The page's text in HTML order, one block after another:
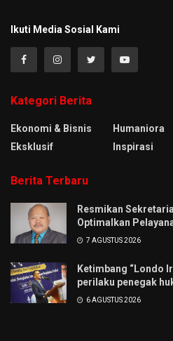
Ikuti Media Sosial Kami
Kategori Berita
Ekonomi & Bisnis
Eksklusif
Humaniora
Inspirasi
Berita Terbaru
Resmikan
Optimalkan
7 AGUSTUS 2026
Ketimbang “Londo
perilaku penegak
6 AGUSTUS 2026